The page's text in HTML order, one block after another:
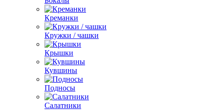
Креманки
Кружки / чашки
Крышки
Кувшины
Подносы
Салатники